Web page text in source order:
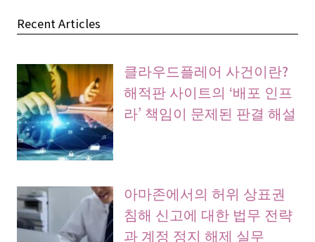
Recent Articles
클라우드플레어 사건이란?
해적판 사이트의 ‘배포 인프
라’ 책임이 문제된 판결 해설
아마존에서의 허위 상표권
침해 신고에 대한 법무 전략
과 계정 정지 해제 실무